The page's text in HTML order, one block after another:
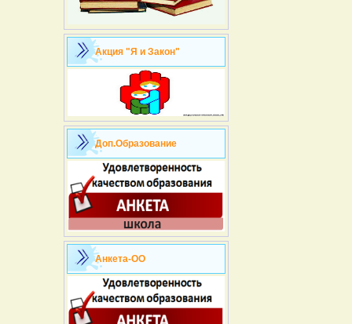
Акция "Я и Закон"
Доп.Образование
Анкета-ОО